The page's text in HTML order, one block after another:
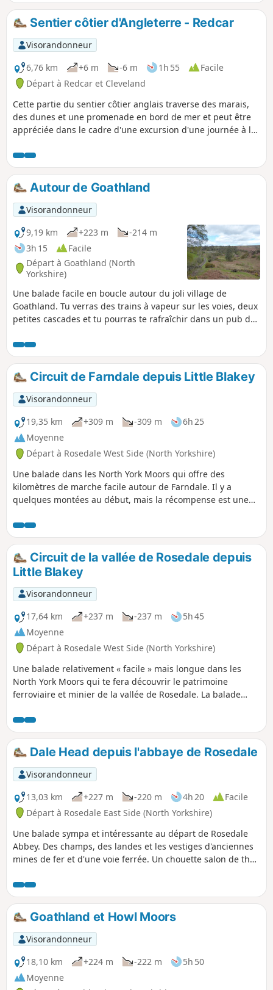
Sentier côtier d'Angleterre - Redcar
Visorandonneur
6,76 km
+6 m -6 m 1h 55
Facile
Départ à Redcar et Cleveland
Cette partie du sentier côtier anglais traverse des marais,
des dunes et une promenade en bord de mer et peut être
appréciée dans le cadre d'une excursion d'une journée à la
vestiges de l'aciérie, aujourd'hui désaffectée, au-delà du
terrain de golf.
Autour de Goathland
Visorandonneur
9,19 km
+223 m
-214 m
3h 15
Facile
Départ à Goathland (North
Yorkshire)
Une balade facile en boucle autour du joli village de
Goathland. Tu verras des trains à vapeur sur les voies, deux
petites cascades et tu pourras te rafraîchir dans un pub de
Circuit de Farndale depuis Little Blakey
Visorandonneur
19,35 km
+309 m -309 m
6h 25
Moyenne
Départ à Rosedale West Side (North Yorkshire)
Une balade dans les North York Moors qui offre des
kilomètres de marche facile autour de Farndale. Il y a
quelques montées au début, mais la récompense est une
Circuit de la vallée de Rosedale depuis
Little Blakey
Visorandonneur
17,64 km
+237 m -237 m
5h 45
Moyenne
Départ à Rosedale West Side (North Yorkshire)
Une balade relativement « facile » mais longue dans les
North York Moors qui te fera découvrir le patrimoine
ferroviaire et minier de la vallée de Rosedale. La balade
environnantes.
Dale Head depuis l'abbaye de Rosedale
Visorandonneur
13,03 km
+227 m -220 m 4h 20
Facile
Départ à Rosedale East Side (North Yorkshire)
Une balade sympa et intéressante au départ de Rosedale
Abbey. Des champs, des landes et les vestiges d'anciennes
mines de fer et d'une voie ferrée. Un chouette salon de thé
Goathland et Howl Moors
Visorandonneur
18,10 km
+224 m -222 m
5h 50
Moyenne